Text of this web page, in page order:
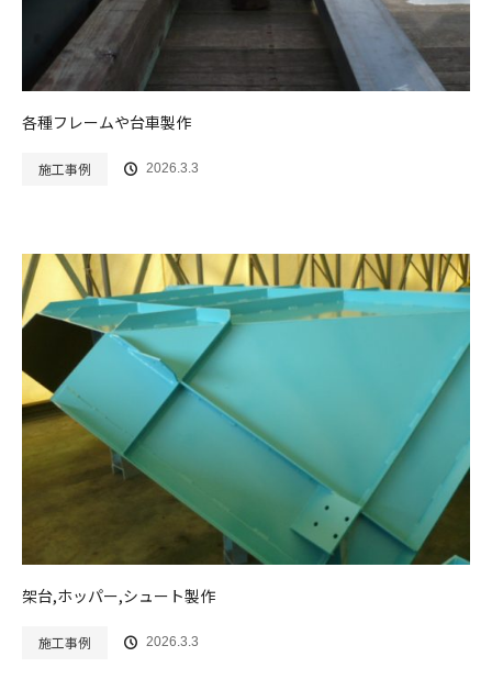
各種フレームや台車製作
施工事例 2026.3.3
架台,ホッパー,シュート製作
施工事例 2026.3.3